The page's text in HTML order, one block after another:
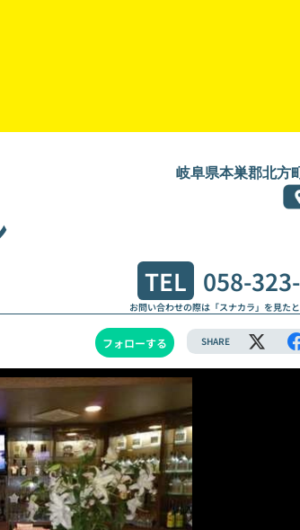
岐阜県本巣郡北方
TEL 058-
お問い合わせの際は「スナカラ」を見た
フォローする SHARE